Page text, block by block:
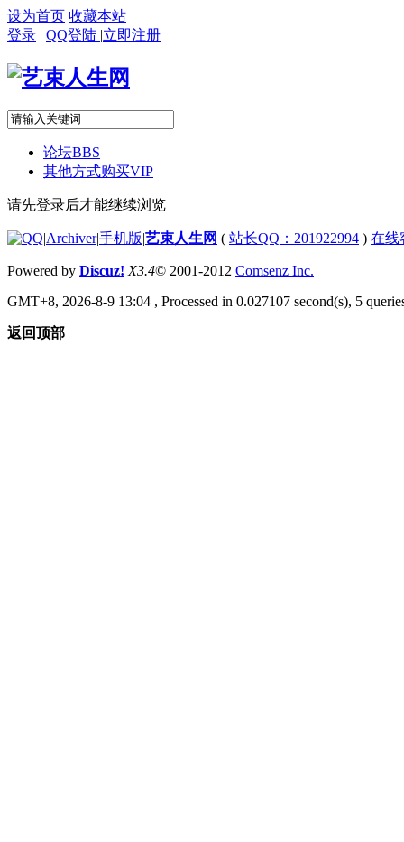
设为首页 收藏本站
登录 | QQ登陆 |立即注册
论坛BBS
其他方式购买VIP
请先登录后才能继续浏览
|Archiver|手机版|艺束人生网 ( 站长QQ：201922994 ) 在线
Powered by Discuz! X3.4© 2001-2012 Comsenz Inc.
GMT+8, 2026-8-9 13:04 , Processed in 0.027107 second(s), 5
返回顶部